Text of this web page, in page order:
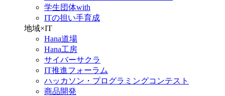
学生団体with
ITの担い手育成
地域×IT
Hana道場
Hana工房
サイバーサクラ
IT推進フォーラム
ハッカソン・プログラミングコンテスト
商品開発